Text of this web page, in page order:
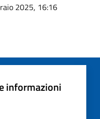
2025, 16:16
informazioni